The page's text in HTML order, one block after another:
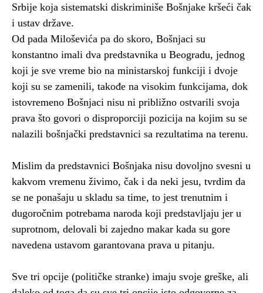
Srbije koja sistematski diskriminiše Bošnjake kršeći čak
i ustav države.
Od pada Miloševića pa do skoro, Bošnjaci su
konstantno imali dva predstavnika u Beogradu, jednog
koji je sve vreme bio na ministarskoj funkciji i dvoje
koji su se zamenili, takođe na visokim funkcijama, dok
istovremeno Bošnjaci nisu ni približno ostvarili svoja
prava što govori o disproporciji pozicija na kojim su se
nalazili bošnjački predstavnici sa rezultatima na terenu.
Mislim da predstavnici Bošnjaka nisu dovoljno svesni u
kakvom vremenu živimo, čak i da neki jesu, tvrdim da
se ne ponašaju u skladu sa time, to jest trenutnim i
dugoročnim potrebama naroda koji predstavljaju jer u
suprotnom, delovali bi zajedno makar kada su gore
navedena ustavom garantovana prava u pitanju.
Sve tri opcije (političke stranke) imaju svoje greške, ali